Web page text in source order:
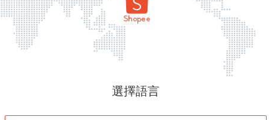
頁面無法顯示
選擇語言